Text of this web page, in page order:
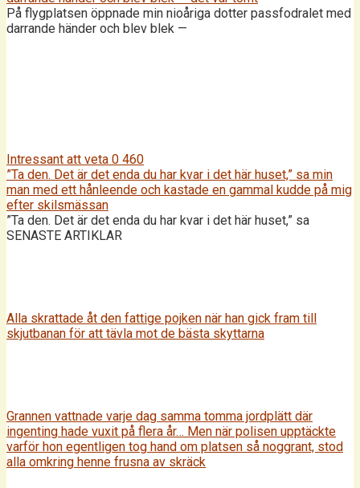
På flygplatsen öppnade min nioåriga dotter passfodralet med
darrande händer och blev blek —
Intressant att veta 0 460
”Ta den. Det är det enda du har kvar i det här huset,” sa min
man med ett hånleende och kastade en gammal kudde på mig
efter skilsmässan
”Ta den. Det är det enda du har kvar i det här huset,” sa
SENASTE ARTIKLAR
Alla skrattade åt den fattige pojken när han gick fram till
skjutbanan för att tävla mot de bästa skyttarna
Grannen vattnade varje dag samma tomma jordplätt där
ingenting hade vuxit på flera år… Men när polisen upptäckte
varför hon egentligen tog hand om platsen så noggrant, stod
alla omkring henne frusna av skräck